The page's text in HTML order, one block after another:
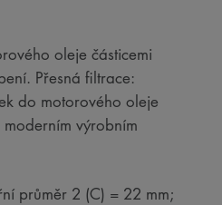
oleje částicemi
Přesná filtrace:
do motorového oleje
výrobním
průměr 2 (C) = 22 mm;